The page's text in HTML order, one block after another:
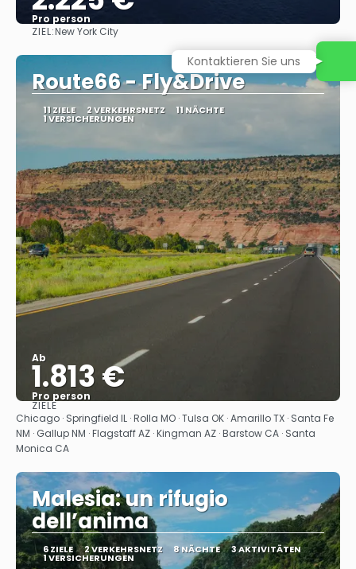
Pro person
ZIEL:New York City
Route66 - Fly&Drive
11 ZIELE 2 VERKEHRSNETZ 11 NÄCHTE
1 VERSICHERUNGEN
Ab
1.813 €
Pro person
Sehen
ZIELE
Chicago · Springfield IL · Rolla MO · Tulsa OK · Amarillo TX · Santa Fe
NM · Gallup NM · Flagstaff AZ · Kingman AZ · Barstow CA · Santa
Monica CA
Malesia: un rifugio
dell’anima
6 ZIELE 2 VERKEHRSNETZ 8 NÄCHTE 3 AKTIVITÄTEN
1 VERSICHERUNGEN
Kontaktieren Sie uns